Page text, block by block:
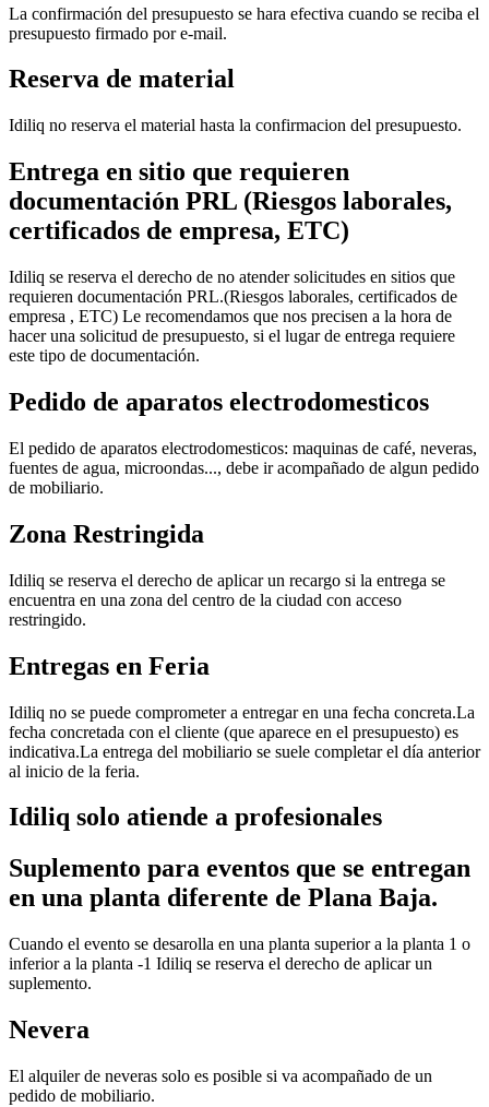
La confirmación del presupuesto se hara efectiva cuando se reciba el
presupuesto firmado por e-mail.
Reserva de material
Idiliq no reserva el material hasta la confirmacion del presupuesto.
Entrega en sitio que requieren
documentación PRL (Riesgos laborales,
certificados de empresa, ETC)
Idiliq se reserva el derecho de no atender solicitudes en sitios que
requieren documentación PRL.(Riesgos laborales, certificados de
empresa , ETC) Le recomendamos que nos precisen a la hora de
hacer una solicitud de presupuesto, si el lugar de entrega requiere
este tipo de documentación.
Pedido de aparatos electrodomesticos
El pedido de aparatos electrodomesticos: maquinas de café, neveras,
fuentes de agua, microondas..., debe ir acompañado de algun pedido
de mobiliario.
Zona Restringida
Idiliq se reserva el derecho de aplicar un recargo si la entrega se
encuentra en una zona del centro de la ciudad con acceso
restringido.
Entregas en Feria
Idiliq no se puede comprometer a entregar en una fecha concreta.La
fecha concretada con el cliente (que aparece en el presupuesto) es
indicativa.La entrega del mobiliario se suele completar el día anterior
al inicio de la feria.
Idiliq solo atiende a profesionales
Suplemento para eventos que se entregan
en una planta diferente de Plana Baja.
Cuando el evento se desarolla en una planta superior a la planta 1 o
inferior a la planta -1 Idiliq se reserva el derecho de aplicar un
suplemento.
Nevera
El alquiler de neveras solo es posible si va acompañado de un
pedido de mobiliario.